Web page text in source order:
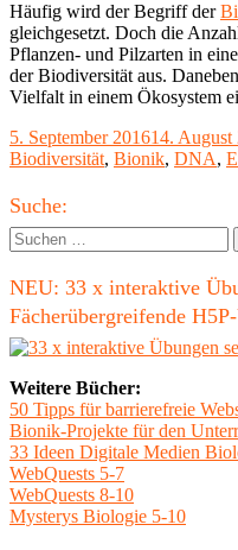
Häufig wird der Begriff der
gleichgesetzt. Doch die
Pflanzen- und Pilzarten in
der Biodiversität aus.
Vielfalt in einem Ökosystem
Veröffentlicht
am
5. September 201614. August
Biodiversität, Bionik, DNA,
Haupt-
Seitenleiste
Suche:
Suchen
nach:
NEU: 33 x interaktive
Fächerübergreifende
Weitere Bücher:
50 Tipps für barrierefreie
Bionik-Projekte für den
33 Ideen Digitale Medien
WebQuests 5-7
WebQuests 8-10
Mysterys Biologie 5-10